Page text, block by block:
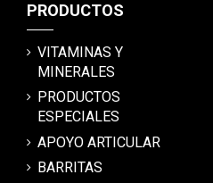
PRODUCTOS
VITAMINAS Y
MINERALES
PRODUCTOS
ESPECIALES
APOYO ARTICULAR
BARRITAS